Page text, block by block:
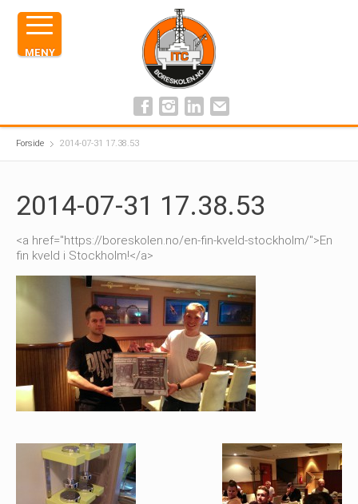
Forside 2014-07-31 17.38.53
2014-07-31 17.38.53
<a href="https://boreskolen.no/en-fin-kveld-stockholm/">En
fin kveld i Stockholm!</a>
MENY